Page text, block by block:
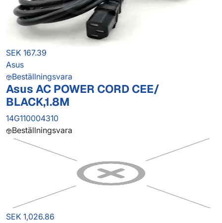
SEK 167.39
Asus
Beställningsvara
Asus AC POWER CORD CEE/
BLACK,1.8M
14G110004310
Beställningsvara
SEK 1,026.86